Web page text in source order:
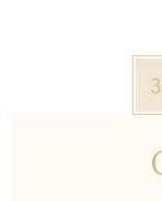
оптом і